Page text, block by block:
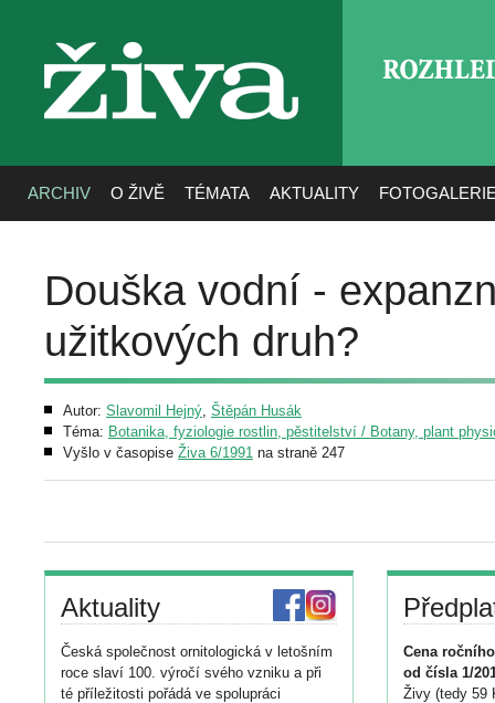
živa
ARCHIV O ŽIVĚ TÉMATA AKTUALITY
Douška vodní -
užitkových druh?
Autor: Slavomil Hejný, Štěpán Husák
Téma: Botanika, fyziologie rostlin, pěstitelství / Botany, plant
Vyšlo v časopise Živa 6/1991 na straně 247
Aktuality
Česká společnost ornitologická v letošním
roce slaví 100. výročí svého vzniku a při
té příležitosti pořádá ve spolupráci
Cena
od čísla 1/
Živy (tedy 59